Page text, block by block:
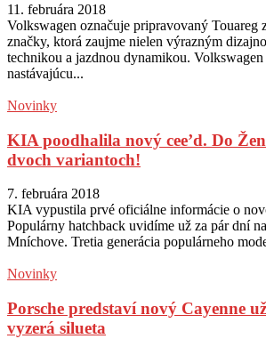
11. februára 2018
Volkswagen označuje pripravovaný
značky, ktorá zaujme nielen výrazným
technikou a jazdnou dynamikou.
nastávajúcu...
Novinky
KIA poodhalila nový cee’d. Do
dvoch variantoch!
7. februára 2018
KIA vypustila prvé oficiálne informácie o
Populárny hatchback uvidíme už za pár dní
Mníchove. Tretia generácia populárneho
Novinky
Porsche predstaví nový Cayenne
vyzerá silueta